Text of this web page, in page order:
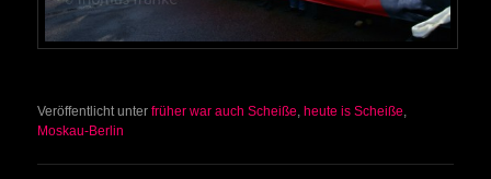
Veröffentlicht unter früher war auch Scheiße,heute is Scheiße,
Moskau-Berlin